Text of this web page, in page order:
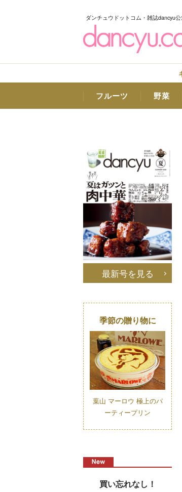
ダンチュウドットコム・雑誌dancyu
フルーツ 野菜
最新号を見る
季節の贈り物に
葉山 マーロウ 極上のパ
ーティープリン
買い忘れなし！